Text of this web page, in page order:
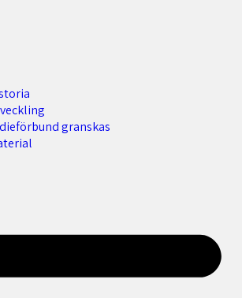
granskas​